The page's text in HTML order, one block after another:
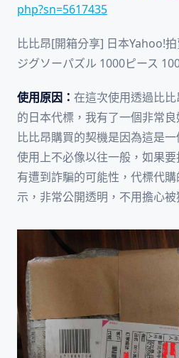
php?sn=5617435
比比昂[開箱分享] 日本Yahoo!
ジグソーパズル 1000ピース
使用原因： 在這次使用透過比
的日本代標，我有了一個非常
比比昂購買的契機是因為這是
使用上不必像以往一般，如果
有遭到詐騙的可能性，代標代
示，非常公開透明，不用擔心被